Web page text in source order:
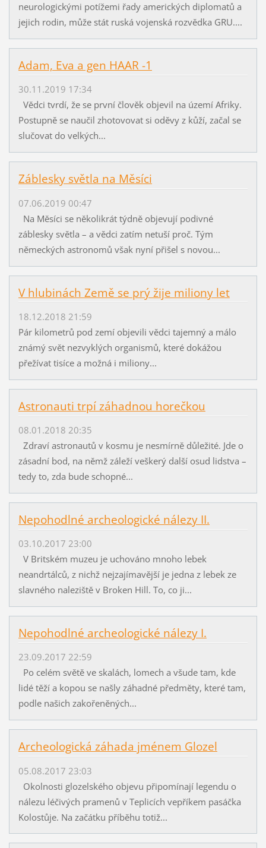
neurologickými potížemi řady amerických diplomatů a
jejich rodin, může stát ruská vojenská rozvědka GRU....
Adam, Eva a gen HAAR -1
30.11.2019 17:34
Vědci tvrdí, že se první člověk objevil na území Afriky.
Postupně se naučil zhotovovat si oděvy z kůží, začal se
slučovat do velkých...
Záblesky světla na Měsíci
07.06.2019 00:47
Na Měsíci se několikrát týdně objevují podivné
záblesky světla – a vědci zatím netuší proč. Tým
německých astronomů však nyní přišel s novou...
V hlubinách Země se prý žije miliony let
18.12.2018 21:59
Pár kilometrů pod zemí objevili vědci tajemný a málo
známý svět nezvyklých organismů, které dokážou
přežívat tisíce a možná i miliony...
Astronauti trpí záhadnou horečkou
08.01.2018 20:35
Zdraví astronautů v kosmu je nesmírně důležité. Jde o
zásadní bod, na němž záleží veškerý další osud lidstva –
tedy to, zda bude schopné...
Nepohodlné archeologické nálezy II.
03.10.2017 23:00
V Britském muzeu je uchováno mnoho lebek
neandrtálců, z nichž nejzajímavější je jedna z lebek ze
slavného naleziště v Broken Hill. To, co ji...
Nepohodlné archeologické nálezy I.
23.09.2017 22:59
Po celém světě ve skalách, lomech a všude tam, kde
lidé těží a kopou se našly záhadné předměty, které tam,
podle našich zakořeněných...
Archeologická záhada jménem Glozel
05.08.2017 23:03
Okolnosti glozelského objevu připomínají legendu o
nálezu léčivých pramenů v Teplicích vepříkem pasáčka
Kolostůje. Na začátku příběhu totiž...